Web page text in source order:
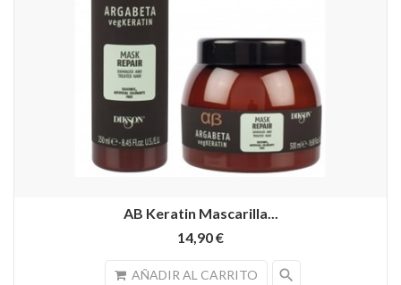
AB Keratin Mascarilla...
14,90 €
AÑADIR AL CARRITO search